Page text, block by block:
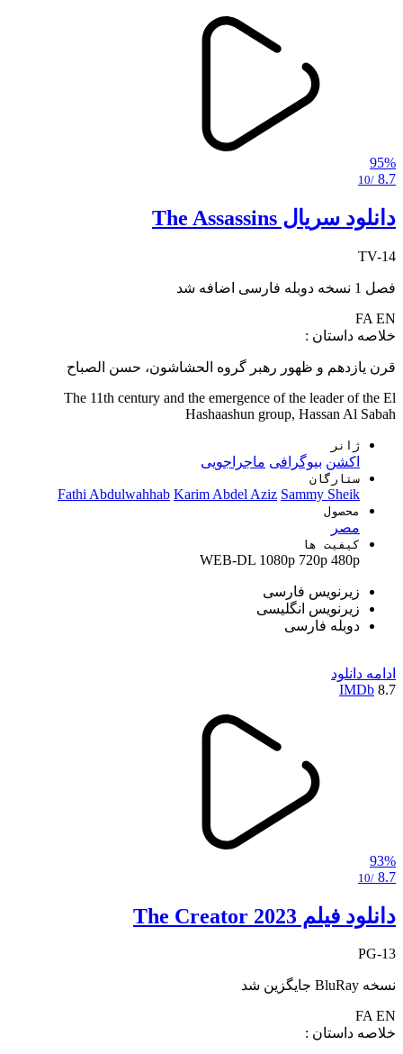
95%
8.7
/10
دانلود سریال The Assassins
TV-14
فصل 1 نسخه دوبله فارسی اضافه شد
FA EN
خلاصه داستان :
قرن یازدهم و ظهور رهبر گروه الحشاشون، حسن الصباح
The 11th century and the emergence of the leader of the El
Hashaashun group, Hassan Al Sabah
ژانر
اکشن بیوگرافی ماجراجویی
ستارگان
Fathi Abdulwahhab Karim Abdel Aziz Sammy Sheik
محصول
مصر
کیفیت ها
WEB-DL 1080p 720p 480p
زیرنویس فارسی
زیرنویس انگلیسی
دوبله فارسی
ادامه دانلود
8.7
IMDb
93%
8.7
/10
دانلود فیلم The Creator 2023
PG-13
نسخه BluRay جایگزین شد
FA EN
خلاصه داستان :